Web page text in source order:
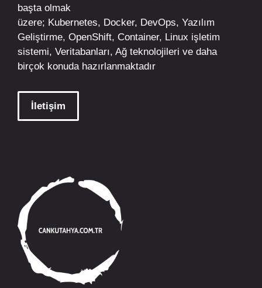
başta olmak
üzere; Kubernetes, Docker, DevOps, Yazılım
Geliştirme, OpenShift, Container, Linux işletim
sistemi, Veritabanları, Ağ teknolojileri ve daha
birçok konuda hazırlanmaktadır
İletişim